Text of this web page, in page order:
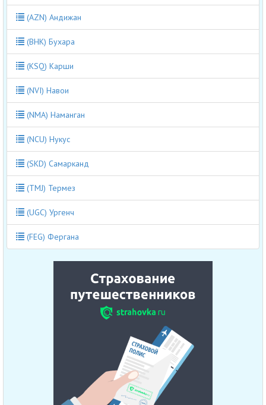
(AZN) Андижан
(BHK) Бухара
(KSQ) Карши
(NVI) Навои
(NMA) Наманган
(NCU) Нукус
(SKD) Самарканд
(TMJ) Термез
(UGC) Ургенч
(FEG) Фергана